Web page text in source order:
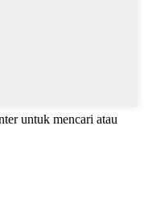
untuk mencari atau